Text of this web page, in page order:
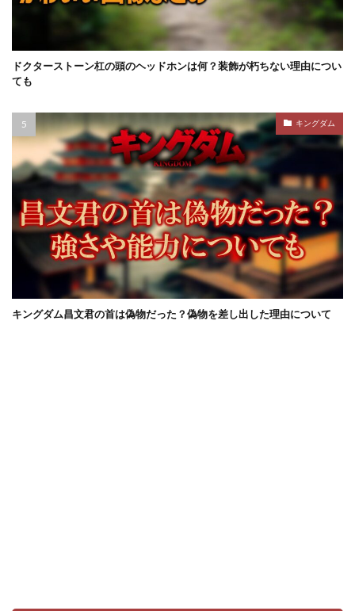
ドクターストーン杠の頭のヘッドホンは何？装飾が朽ちない理由につい
ても
キングダム
キングダム昌文君の首は偽物だった？偽物を差し出した理由について